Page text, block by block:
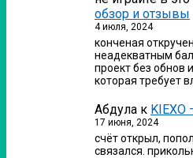
обзор и отзывы
4 июля, 2024
конченая
неадекватным
проект без обнов
которая требует
Абдула к
17 июня, 2024
счёт открыл,
связался.